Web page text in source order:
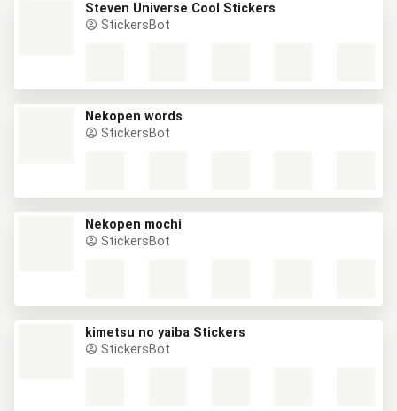
Steven Universe Cool Stickers
StickersBot
Nekopen words
StickersBot
Nekopen mochi
StickersBot
kimetsu no yaiba Stickers
StickersBot